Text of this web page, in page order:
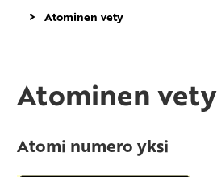
Atominen vety
Atominen vety
Atomi numero yksi